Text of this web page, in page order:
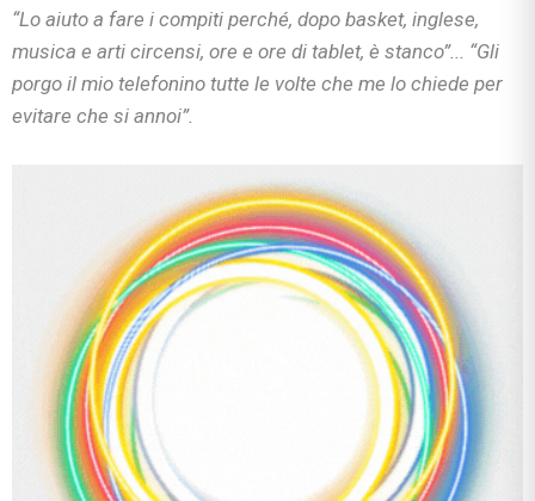
“Lo aiuto a fare i compiti perché, dopo basket, inglese,
musica e arti circensi, ore e ore di tablet, è stanco”... “Gli
porgo il mio telefonino tutte le volte che me lo chiede per
evitare che si annoi”.